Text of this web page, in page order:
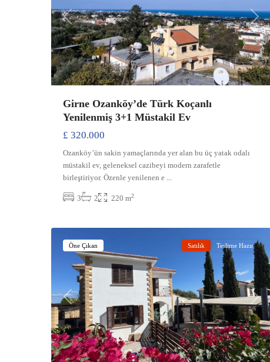
Previous Next
Girne Ozanköy’de Türk Koçanlı
Yenilenmiş 3+1 Müstakil Ev
£ 320.000
Ozanköy’ün sakin yamaçlarında yer alan bu üç yatak odalı
müstakil ev, geleneksel cazibeyi modern zarafetle
birleştiriyor. Özenle yenilenen e ...
3 2 220 m2
Çatalköy
Previous Next
Öne Çıkan Satılık Teslime Hazır